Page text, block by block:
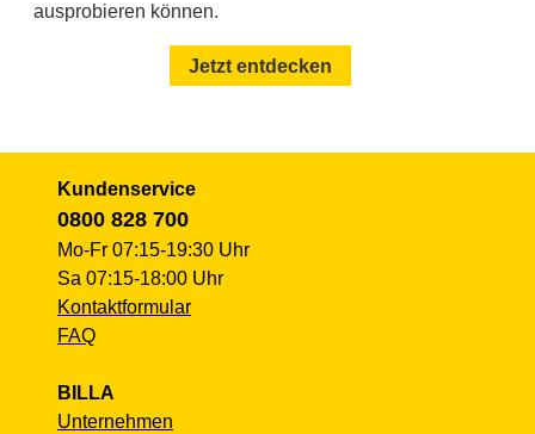
ausprobieren können.
Jetzt entdecken
Kundenservice
0800 828 700
Mo-Fr 07:15-19:30 Uhr
Sa 07:15-18:00 Uhr
Kontaktformular
FAQ
BILLA
Unternehmen